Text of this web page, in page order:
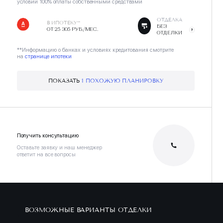
условии 100% оплаты собственными средствами
В ИПОТЕКУ**
ОТ 25 305 РУБ./МЕС.
ОТДЕЛКА
БЕЗ
ОТДЕЛКИ
**Информацию о банках и условиях кредитования смотрите
на странице ипотеки
ПОКАЗАТЬ1 ПОХОЖУЮ ПЛАНИРОВКУ
Получить консультацию
Оставьте заявку и наш менеджер
ответит на все вопросы
ВОЗМОЖНЫЕ ВАРИАНТЫ ОТДЕЛКИ